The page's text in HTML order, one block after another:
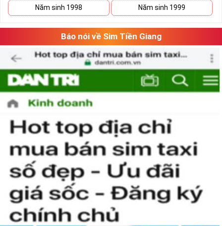
Năm sinh 1998 Năm sinh 1999
Báo nói về Sim Tiền Giang